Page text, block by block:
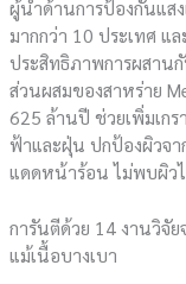
ผู้นำด้านการป้องกันแส
มากกว่า 10 ประเทศ แ
ประสิทธิภาพการผสาน
ส่วนผสมของสาหร่าย
625 ล้านปี ช่วยเพิ่มเกร
ฟ้าและฝุ่น ปกป้องผิวจ
แดดหน้าร้อน ไม่พบผิว
การันตีด้วย 14 งานวิจั
แม้เนื้อบางเบา